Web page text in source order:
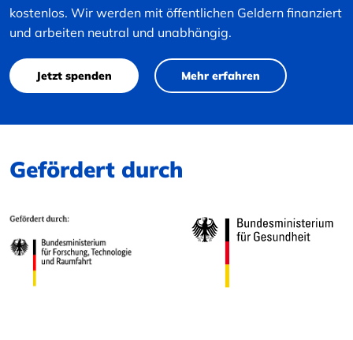
kostenlos. Wir werden mit öffentlichen Geldern finanziert
und arbeiten neutral und unabhängig.
Jetzt spenden Mehr erfahren
Gefördert durch